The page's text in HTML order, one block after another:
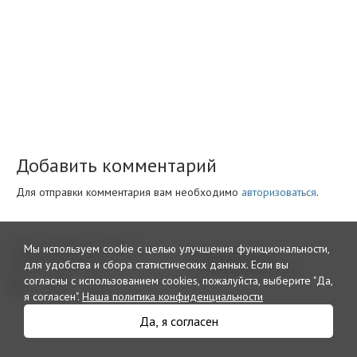
Добавить комментарий
Для отправки комментария вам необходимо авторизоваться.
Мы используем cookie с целью улучшения функциональности,
для удобства и сбора статистических данных. Если вы
согласны с использованием cookies, пожалуйста, выберите "Да,
я согласен". Наша политика конфиденциальности
Да, я согласен
© 2026 Интернет издание и
дайджест «Кровли»
Рекламный отдел
reclama@krovlirussia.ru